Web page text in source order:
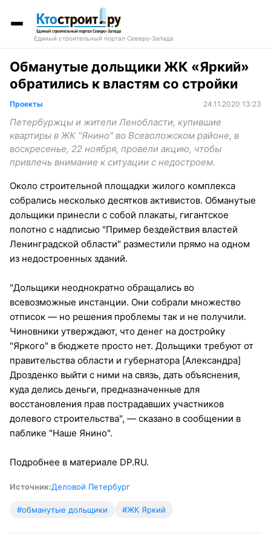
Единый строительный портал Северо-Запада
Обманутые дольщики ЖК «Яркий»
обратились к властям со стройки
Проекты 24.11.2020 13:23
Петербуржцы и жители Ленобласти, купившие
квартиры в ЖК "Янино" во Всеволожском районе, в
воскресенье, 22 ноября, провели акцию, чтобы
привлечь внимание к ситуации с недостроем.
Около строительной площадки жилого комплекса
собрались несколько десятков активистов. Обманутые
дольщики принесли с собой плакаты, гигантское
полотно с надписью "Пример бездействия властей
Ленинградской области" разместили прямо на одном
из недостроенных зданий.
"Дольщики неоднократно обращались во
всевозможные инстанции. Они собрали множество
отписок — но решения проблемы так и не получили.
Чиновники утверждают, что денег на достройку
"Яркого" в бюджете просто нет. Дольщики требуют от
правительства области и губернатора [Александра]
Дрозденко выйти с ними на связь, дать объяснения,
куда делись деньги, предназначенные для
восстановления прав пострадавших участников
долевого строительства", — сказано в сообщении в
паблике "Наше Янино".
Подробнее в материале DP.RU.
Источник:Деловой Петербург
#обманутые дольщики #ЖК Яркий